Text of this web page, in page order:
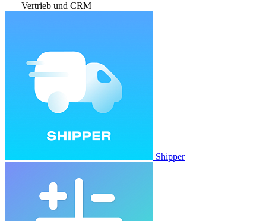
Vertrieb und CRM
Shipper